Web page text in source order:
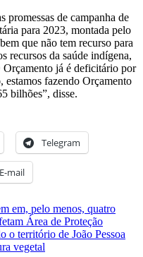
promessas de campanha de
para 2023, montada pelo
que não tem recurso para
recursos da saúde indígena,
já é deficitário por
fazendo Orçamento
bilhões”, disse.
Telegram
E-mail
em, pelo menos, quatro
Área de Proteção
o território de João Pessoa
vegetal